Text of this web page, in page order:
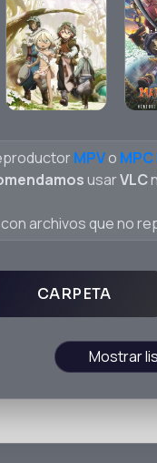
MPVo
usarVLC
archivos que no
CARPETA
Mostrar